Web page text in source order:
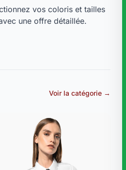
vos coloris et tailles
une offre détaillée.
Voir la catégorie →